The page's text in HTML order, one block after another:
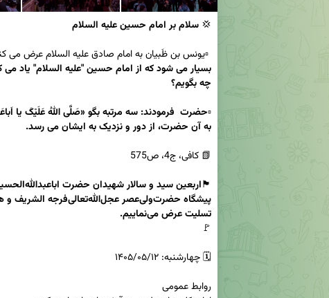
💢
▫️یونس بن ظَبیان به امام صادق علیه السلام عرض می
▫️حضرت  فرمودند: سه مرتبه بگو «صَلَّى اللهُ عَلَیْکَ یا
به آن حضرت، از دور و نزدیک به ایشان مى رسد.
🏴
تسلیت عرض می‌نماییم.